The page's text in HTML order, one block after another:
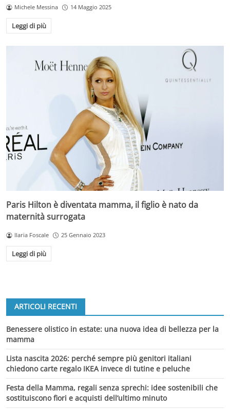
Michele Messina 14 Maggio 2025
Leggi di più
Paris Hilton è diventata mamma, il figlio è nato da
maternità surrogata
Ilaria Foscale 25 Gennaio 2023
Leggi di più
ARTICOLI RECENTI
Benessere olistico in estate: una nuova idea di bellezza per la
mamma
Lista nascita 2026: perché sempre più genitori italiani
chiedono carte regalo IKEA invece di tutine e peluche
Festa della Mamma, regali senza sprechi: idee sostenibili che
sostituiscono fiori e acquisti dell’ultimo minuto